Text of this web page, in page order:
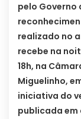
pelo Governo
realizado no
recebe na
18h, na
Miguelinho,
iniciativa do
publicada